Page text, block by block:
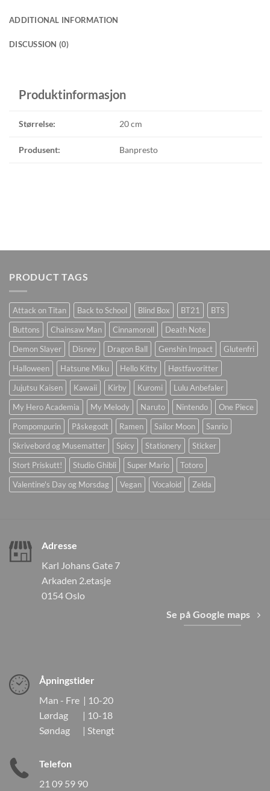
ADDITIONAL INFORMATION
DISCUSSION (0)
Produktinformasjon
Størrelse: 20 cm
Produsent: Banpresto
PRODUCT TAGS
Attack on Titan Back to School Blind Box BT21
BTS
Buttons
Chainsaw Man Cinnamoroll
Death Note
Demon Slayer
Disney Dragon Ball Genshin Impact
Glutenfri
Halloween
Hatsune Miku Hello Kitty
Høstfavoritter
Jujutsu Kaisen
Kawaii Kirby Kuromi
Lulu Anbefaler
My Hero Academia
My Melody Naruto Nintendo
One Piece
Pompompurin
Påskegodt Ramen Sailor Moon
Sanrio
Skrivebord og Musematter
Spicy Stationery
Sticker
Stort Priskutt!
Studio Ghibli Super Mario
Totoro
Valentine's Day og Morsdag
Vegan Vocaloid Zelda
Adresse
Karl Johans Gate 7
Arkaden 2.etasje
0154 Oslo
Se på Google maps
Åpningstider
Man - Fre | 10-20
Lørdag | 10-18
Søndag | Stengt
Telefon
21 09 59 90